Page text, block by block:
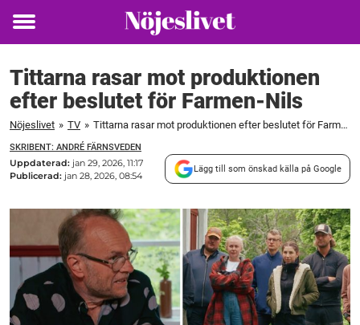
Toggle
Tittarna rasar mot produktionen
efter beslutet för Farmen-Nils
Nöjeslivet » TV » Tittarna rasar mot produktionen efter beslutet för Farmen-Nils
SKRIBENT: ANDRÉ FÄRNSVEDEN
Uppdaterad: jan 29, 2026, 11:17
Publicerad: jan 28, 2026, 08:54
Lägg till som önskad källa på Google